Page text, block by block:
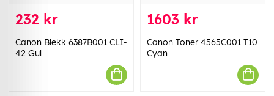
232 kr
Canon Blekk 6387B001 CLI-
42 Gul
1603 kr
Canon Toner 4565C001 T10
Cyan